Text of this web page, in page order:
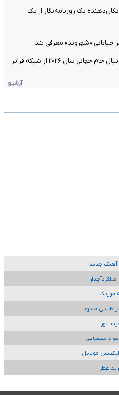
یک روزنامه‌نگار از یک
خیابانی «شهروند» معرفی شد
سال ۲۰۲۶ از شبکه فراتر
آرشیو
آهنگ جدید
موزیک
طلایی مشهد
تور
شیمیایی
موبایل
عطر